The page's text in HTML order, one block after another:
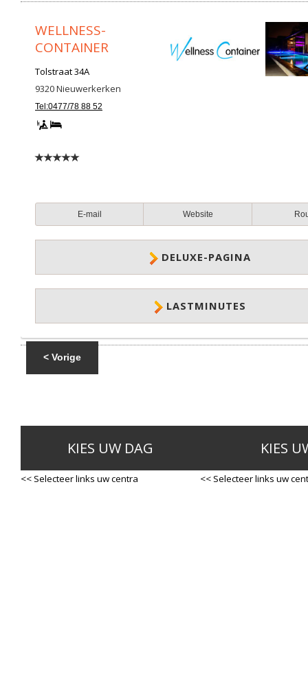
WELLNESS-
CONTAINER
Tolstraat 34A
9320Nieuwerkerken
Tel:0477/78 88 52
E-mail Website
DELUXE-PAGINA
LASTMINUTES
< Vorige
KIES UW DAG
<< Selecteer links uw centra
KIES
<< Selecteer links uw